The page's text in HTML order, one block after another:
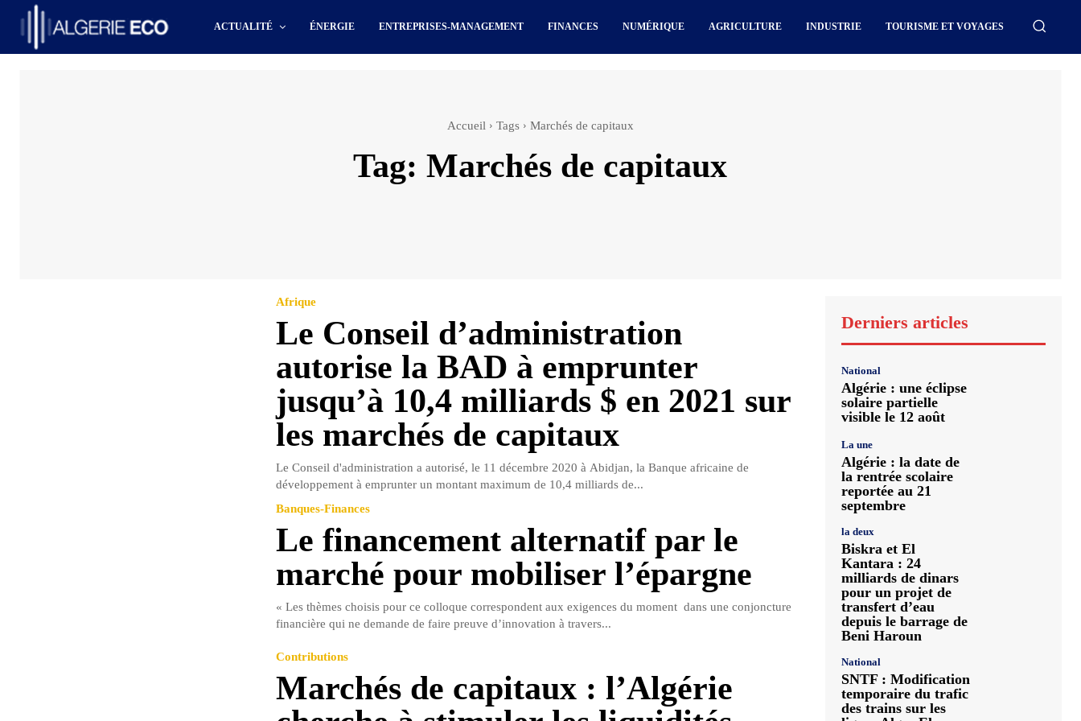
ACTUALITÉ ÉNERGIE ENTREPRISES-MANAGEMENT FINANCES NUMÉRIQUE AGRICULTURE INDUSTRIE TOURISME ET VOYAGES
Accueil Tags Marchés de capitaux
Tag: Marchés de capitaux
Afrique
Le Conseil d’administration
autorise la BAD à emprunter
jusqu’à 10,4 milliards $ en 2021 sur
les marchés de capitaux
Le Conseil d'administration a autorisé, le 11 décembre 2020 à Abidjan, la Banque africaine de
développement à emprunter un montant maximum de 10,4 milliards de...
Banques-Finances
Le financement alternatif par le
marché pour mobiliser l’épargne
« Les thèmes choisis pour ce colloque correspondent aux exigences du moment dans une conjoncture
financière qui ne demande de faire preuve d’innovation à travers...
Contributions
Marchés de capitaux : l’Algérie
Derniers articles
National
Algérie : une éclipse
solaire partielle
visible le 12 août
La une
Algérie : la date de
la rentrée scolaire
reportée au 21
septembre
la deux
Biskra et El
Kantara : 24
milliards de dinars
pour un projet de
transfert d’eau
depuis le barrage de
Beni Haroun
National
SNTF : Modification
temporaire du trafic
des trains sur les